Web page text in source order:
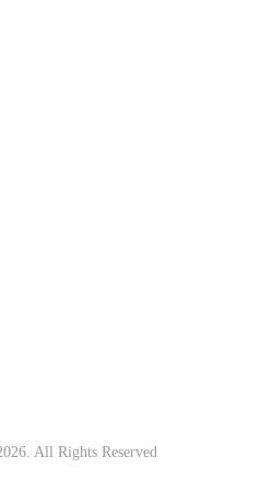
All Rights Reserved